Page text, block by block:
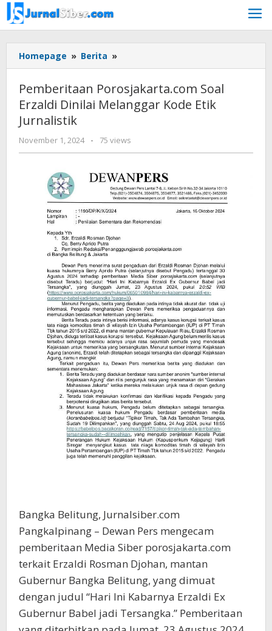
Skip
to
content
Homepage » Berita »
Porosjakarta.com
Erzaldi
Dinilai
Etik
Jurnalistik
Pemberitaan Porosjakarta.com Soal
Erzaldi Dinilai Melanggar Kode Etik
Jurnalistik
November 1, 2024
by
Jurnalsiber
- 75 views
Bangka Belitung, Jurnalsiber.com
Pangkalpinang – Dewan Pers mengecam
pemberitaan Media Siber porosjakarta.com
terkait Erzaldi Rosman Djohan, mantan
Gubernur Bangka Belitung, yang dimuat
dengan judul “Hari Ini Kabarnya Erzaldi Ex
Gubernur Babel jadi Tersangka.” Pemberitaan